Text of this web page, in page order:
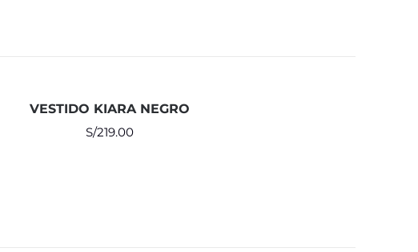
VESTIDO KIARA NEGRO
S/219.00